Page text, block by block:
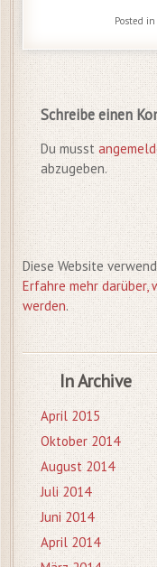
Posted in
Schreibe einen
Du musst
abzugeben.
Diese Website
Erfahre mehr darüber,
werden.
In Archive
April 2015
Oktober 2014
August 2014
Juli 2014
Juni 2014
April 2014